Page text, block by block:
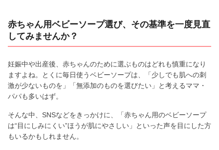
赤ちゃん用ベビーソープ選び、その基準を一度見直
してみませんか？
妊娠中や出産後、赤ちゃんのために選ぶものはどれも慎重になり
ますよね。とくに毎日使うベビーソープは、「少しでも肌への刺
激が少ないものを」「無添加のものを選びたい」と考えるママ・
パパも多いはず。
そんな中、SNSなどをきっかけに、「赤ちゃん用のベビーソープ
は“目にしみにくい”ほうが肌にやさしい」といった声を目にした方
もいるかもしれません。